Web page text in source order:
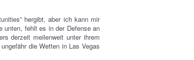
hergibt, aber ich kann mir
unten, fehlt es in der Defense an
derzeit meilenweit unter ihrem
die Wetten in Las Vegas